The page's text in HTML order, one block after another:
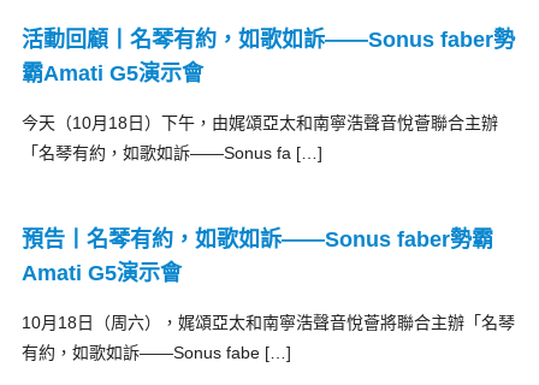
活動回顧丨名琴有約，如歌如訴——Sonus faber勢
霸Amati G5演示會
今天（10月18日）下午，由娓頌亞太和南寧浩聲音悅薈聯合主辦
「名琴有約，如歌如訴——Sonus fa […]
預告丨名琴有約，如歌如訴——Sonus faber勢霸
Amati G5演示會
10月18日（周六），娓頌亞太和南寧浩聲音悅薈將聯合主辦「名琴
有約，如歌如訴——Sonus fabe […]